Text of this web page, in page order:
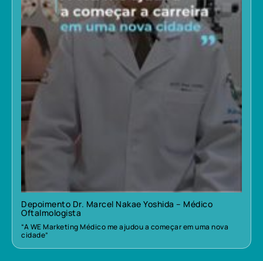
Depoimento Dr. Marcel Nakae Yoshida – Médico
Oftalmologista
“A WE Marketing Médico me ajudou a começar em uma nova
cidade”